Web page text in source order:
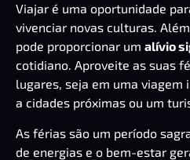
Viajar é uma oportunidade
vivenciar novas culturas.
pode proporcionar um alívio
cotidiano. Aproveite as suas
lugares, seja em uma
a cidades próximas ou um
As férias são um período
de energias e o bem-estar